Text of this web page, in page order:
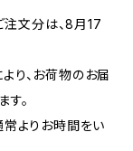
注文分は、8月17
り、お荷物のお届
。
よりお時間をい